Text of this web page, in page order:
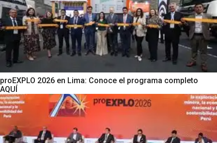
proEXPLO 2026 en Lima: Conoce el programa completo
AQUÍ